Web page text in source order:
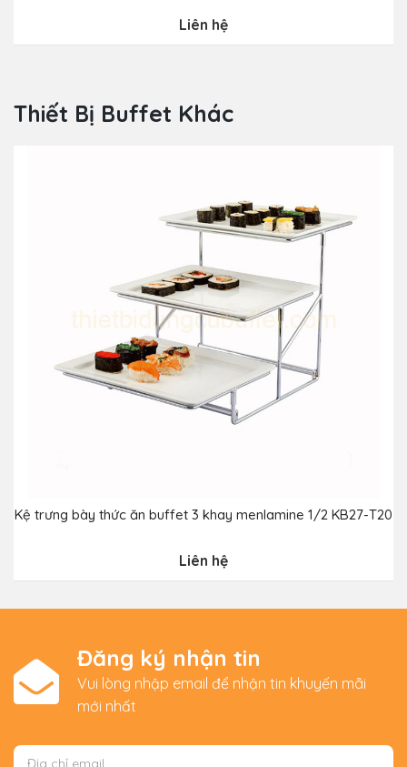
Liên hệ
Thiết Bị Buffet Khác
Kệ trưng bày thức ăn buffet 3 khay menlamine 1/2 KB27-T20
Liên hệ
Đăng ký nhận tin
Vui lòng nhập email để nhận tin khuyến mãi
mới nhất